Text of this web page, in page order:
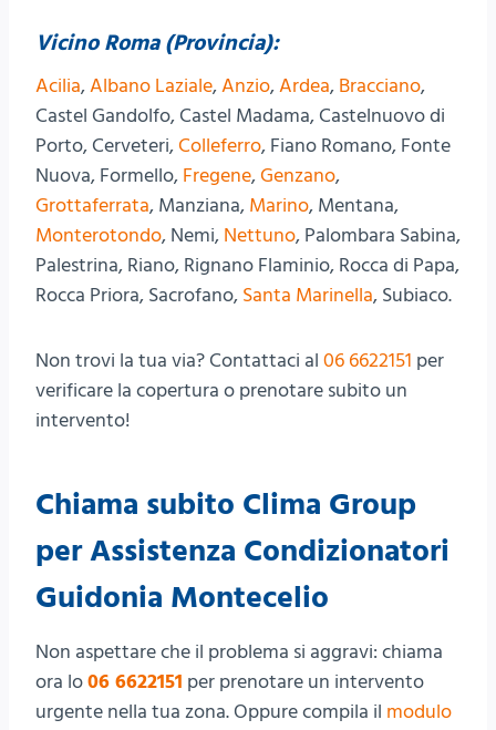
Vicino Roma (Provincia):
Acilia,Albano Laziale,Anzio,Ardea, Bracciano,
Castel Gandolfo, Castel Madama, Castelnuovo di
Porto, Cerveteri,Colleferro, Fiano Romano, Fonte
Nuova, Formello, Fregene,Genzano,
Grottaferrata, Manziana, Marino, Mentana,
Monterotondo, Nemi, Nettuno, Palombara Sabina,
Palestrina, Riano, Rignano Flaminio, Rocca di Papa,
Rocca Priora, Sacrofano, Santa Marinella, Subiaco.
Non trovi la tua via? Contattaci al 06 6622151 per
verificare la copertura o prenotare subito un
intervento!
Chiama subito Clima Group
per Assistenza Condizionatori
Guidonia Montecelio
Non aspettare che il problema si aggravi: chiama
ora lo06 6622151 per prenotare un intervento
urgente nella tua zona. Oppure compila il modulo